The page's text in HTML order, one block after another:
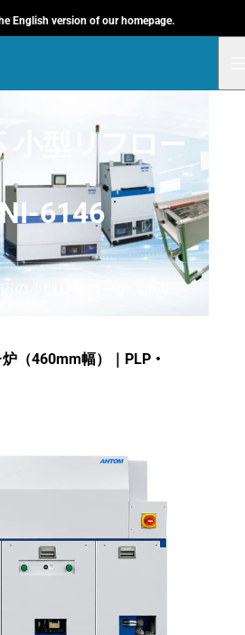
English version of our homepage.
小型リフロー
6146
（460mm幅）｜PLP・